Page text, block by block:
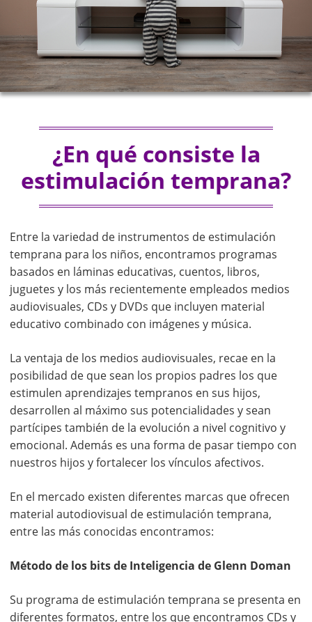
¿En qué consiste la
estimulación temprana?
Entre la variedad de instrumentos de estimulación
temprana para los niños, encontramos programas
basados en láminas educativas, cuentos, libros,
juguetes y los más recientemente empleados medios
audiovisuales, CDs y DVDs que incluyen material
educativo combinado con imágenes y música.
La ventaja de los medios audiovisuales, recae en la
posibilidad de que sean los propios padres los que
estimulen aprendizajes tempranos en sus hijos,
desarrollen al máximo sus potencialidades y sean
partícipes también de la evolución a nivel cognitivo y
emocional. Además es una forma de pasar tiempo con
nuestros hijos y fortalecer los vínculos afectivos.
En el mercado existen diferentes marcas que ofrecen
material autodiovisual de estimulación temprana,
entre las más conocidas encontramos:
Método de los bits de Inteligencia de Glenn Doman
Su programa de estimulación temprana se presenta en
diferentes formatos, entre los que encontramos CDs y